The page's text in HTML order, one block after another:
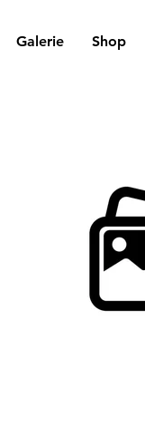
Galerie Shop